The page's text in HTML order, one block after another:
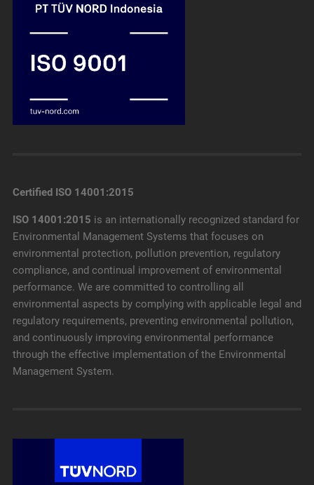
Certified ISO 14001:2015
ISO 14001:2015 is an internationally recognized standard for
Environmental Management Systems that focuses on
environmental protection, pollution prevention, regulatory
compliance, and continual improvement of environmental
performance. We are committed to controlling all
environmental aspects by complying with applicable legal and
regulatory requirements, preventing environmental pollution,
and continuously improving environmental performance
through the effective implementation of the Environmental
Management System.